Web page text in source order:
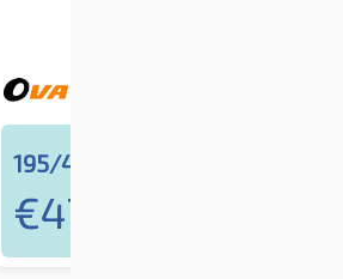
195/45R16 84H
€47,09